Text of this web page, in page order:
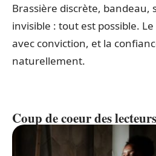
Brassière discrète, bandeau,
invisible : tout est possible.
avec conviction, et la
naturellement.
Coup de coeur des lecteurs